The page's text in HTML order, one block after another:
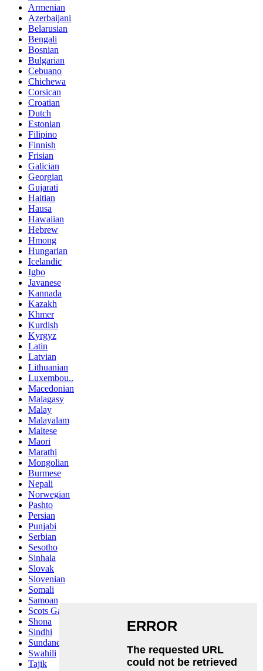
Armenian
Azerbaijani
Belarusian
Bengali
Bosnian
Bulgarian
Cebuano
Chichewa
Corsican
Croatian
Dutch
Estonian
Filipino
Finnish
Frisian
Galician
Georgian
Gujarati
Haitian
Hausa
Hawaiian
Hebrew
Hmong
Hungarian
Icelandic
Igbo
Javanese
Kannada
Kazakh
Khmer
Kurdish
Kyrgyz
Latin
Latvian
Lithuanian
Luxembou..
Macedonian
Malagasy
Malay
Malayalam
Maltese
Maori
Marathi
Mongolian
Burmese
Nepali
Norwegian
Pashto
Persian
Punjabi
Serbian
Sesotho
Sinhala
Slovak
Slovenian
Somali
Samoan
Scots Gaelic
Shona
Sindhi
Sundanese
Swahili
Tajik